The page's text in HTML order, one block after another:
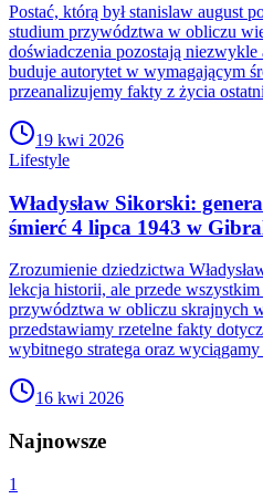
Postać, którą był stanislaw august
studium przywództwa w obliczu
doświadczenia pozostają
buduje autorytet w wymagającym
przeanalizujemy fakty z życia
19 kwi 2026
Lifestyle
Władysław Sikorski:
śmierć 4 lipca 1943 w
Zrozumienie dziedzictwa
lekcja historii, ale przede
przywództwa w obliczu skrajnych
przedstawiamy rzetelne fakty
wybitnego stratega oraz
16 kwi 2026
Najnowsze
1